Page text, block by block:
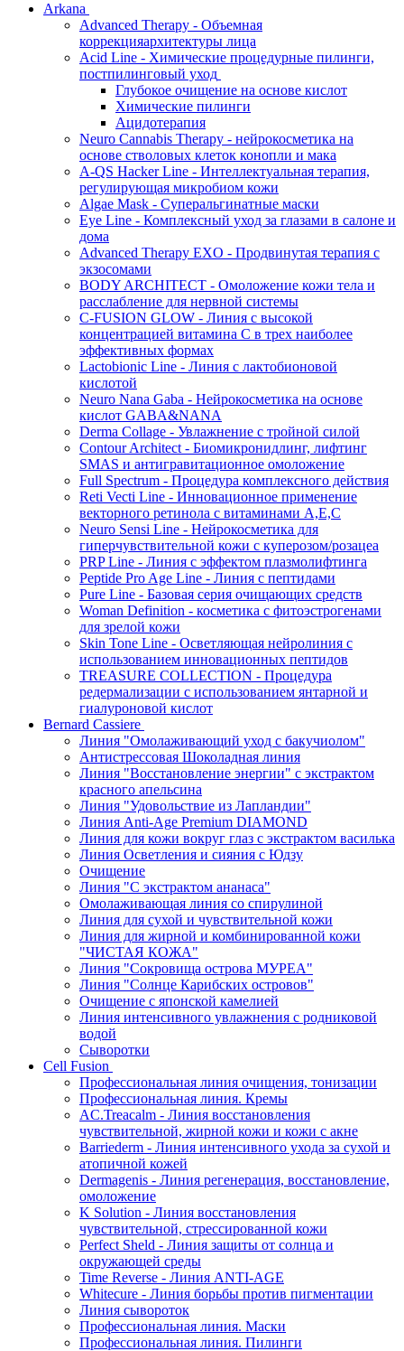
Arkana
Advanced Therapy - Объемная
коррекцияархитектуры лица
Acid Line - Химические процедурные пилинги,
постпилинговый уход
Глубокое очищение на основе кислот
Химические пилинги
Ацидотерапия
Neuro Cannabis Therapy - нейрокосметика на
основе стволовых клеток конопли и мака
A-QS Hacker Line - Интеллектуальная терапия,
регулирующая микробиом кожи
Algae Mask - Суперальгинатные маски
Eye Line - Комплексный уход за глазами в салоне и
дома
Advanced Therapy EXO - Продвинутая терапия с
экзосомами
BODY ARCHITECT - Омоложение кожи тела и
расслабление для нервной системы
C-FUSION GLOW - Линия с высокой
концентрацией витамина C в трех наиболее
эффективных формах
Lactobionic Line - Линия с лактобионовой
кислотой
Neuro Nana Gaba - Нейрокосметика на основе
кислот GABA&NANA
Derma Collage - Увлажнение с тройной силой
Contour Architect - Биомикронидлинг, лифтинг
SMAS и антигравитационное омоложение
Full Spectrum - Процедура комплексного действия
Reti Vecti Line - Инновационное применение
векторного ретинола с витаминами A,Е,С
Neuro Sensi Line - Нейрокосметика для
гиперчувствительной кожи с куперозом/розацеа
PRP Line - Линия с эффектом плазмолифтинга
Peptide Pro Age Line - Линия с пептидами
Pure Line - Базовая серия очищающих средств
Woman Definition - косметика с фитоэстрогенами
для зрелой кожи
Skin Tone Line - Осветляющая нейролиния с
использованием инновационных пептидов
TREASURE COLLECTION - Процедура
редермализации с использованием янтарной и
гиалуроновой кислот
Bernard Cassiere
Линия "Омолаживающий уход с бакучиолом"
Антистрессовая Шоколадная линия
Линия "Восстановление энергии" с экстрактом
красного апельсина
Линия "Удовольствие из Лапландии"
Линия Anti-Age Premium DIAMOND
Линия для кожи вокруг глаз с экстрактом василька
Линия Осветления и сияния с Юдзу
Очищение
Линия "С экстрактом ананаса"
Омолаживающая линия со спирулиной
Линия для сухой и чувствительной кожи
Линия для жирной и комбинированной кожи
"ЧИСТАЯ КОЖА"
Линия "Сокровища острова МУРЕА"
Линия "Солнце Карибских островов"
Очищение с японской камелией
Линия интенсивного увлажнения с родниковой
водой
Сыворотки
Cell Fusion
Профессиональная линия очищения, тонизации
Профессиональная линия. Кремы
AC.Treacalm - Линия восстановления
чувствительной, жирной кожи и кожи с акне
Barriederm - Линия интенсивного ухода за сухой и
атопичной кожей
Dermagenis - Линия регенерация, восстановление,
омоложение
K Solution - Линия восстановления
чувствительной, стрессированной кожи
Perfect Sheld - Линия защиты от солнца и
окружающей среды
Time Reverse - Линия ANTI-AGE
Whitecure - Линия борьбы против пигментации
Линия сывороток
Профессиональная линия. Маски
Профессиональная линия. Пилинги